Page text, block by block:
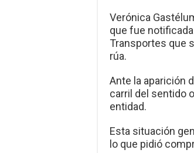
Verónica
que fue
Transportes que
rúa.
Ante la aparición
carril del sentido
entidad.
Esta situación
lo que pidió